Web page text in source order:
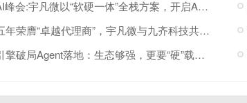
智见AI峰会:宇凡微以“软硬一体”全栈方案，开启AI硬件落地加速度
连续五年荣膺“卓越代理商”，宇凡微与九齐科技共赴新程
火山引擎破局Agent落地：生态够强，更要“硬”载体托底